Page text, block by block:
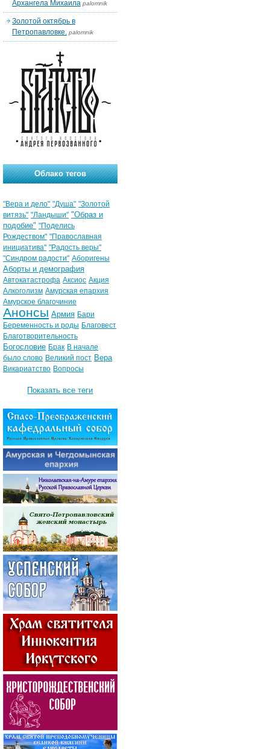
Архангела Михаила palomnik
Золотой октябрь в
Петропавловке. palomnik
Облако тегов
"Вера и дело" "Душа" "Золотой
витязь" "Ландыши" "Образ и
подобие" "Поделись
Рождеством" "Православная
инициатива" "Радость веры"
"Синдром радости" Аборигены
Аборты и демография
Автокатастрофа Аксиос Акция
Алкоголизм Амурская епархия
Амурское благочиние
Анонсы Армия Бари
Беременность и роды Благовест
Благотворительность
Богословие Брак В начале
было слово Великий пост Вера
Викариатство Вопросы
Показать все теги